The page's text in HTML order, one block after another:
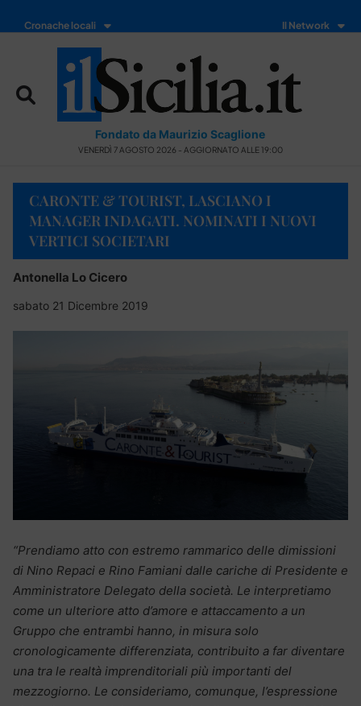
Cronache locali Il Network
Fondato da Maurizio Scaglione
VENERDÌ 7 AGOSTO 2026 - AGGIORNATO ALLE 19:00
CARONTE & TOURIST, LASCIANO I
MANAGER INDAGATI. NOMINATI I NUOVI
VERTICI SOCIETARI
Antonella Lo Cicero
sabato 21 Dicembre 2019
“Prendiamo atto con estremo rammarico delle dimissioni
di Nino Repaci e Rino Famiani dalle cariche di Presidente e
Amministratore Delegato della società. Le interpretiamo
come un ulteriore atto d’amore e attaccamento a un
Gruppo che entrambi hanno, in misura solo
cronologicamente differenziata, contribuito a far diventare
una tra le realtà imprenditoriali più importanti del
mezzogiorno. Le consideriamo, comunque, l’espressione